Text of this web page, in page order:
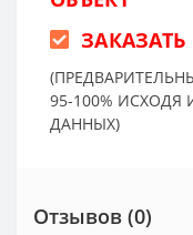
95-100%
ДАННЫХ)
Отзывов (0)